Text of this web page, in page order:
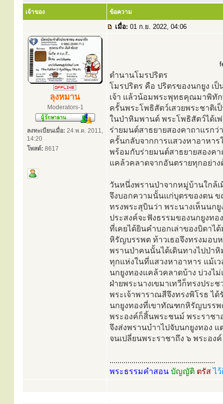
เจ้าของ ข้อความ
เมื่อ: 01 ก.ย. 2022, 04:06
ลุงหมาน
Moderators-1
ลงทะเบียนเมื่อ: 24 พ.ค. 2011,
14:20
โพสต์: 8617
ตำนานโมรปริตร
โมรปริตร คือ ปริตรของนกยูง เ
เจ้า แล้วน้อมพระพุทธคุณมาพิทั
ครั้นพระโพธิสัตว์เสวยพระชาติ
ในป่าหิมพานต์ พระโพธิสัตว์ได้เ
ร่ายมนต์สาธยายสองคาถาแรกว่
ครั้นกลับจากการแสวงหาอาหาร
พร้อมกับร่ายมนต์สาธยายสองคา
แคล้วคลาดจากอันตรายทุกอย่า
วันหนึ่งพรานป่าจากหมู่บ้านใกล้
จึงบอกความนั้นแก่บุตรของตน ข
ทรงพระสุบินว่า พระนางเห็นนก
ประสงค์จะฟังธรรมของนกยูงทอ
ที่เคยได้ยินคำบอกเล่าของบิดา
หิรัญบรรพต ท้าวเธอจึงทรงมอบ
พรานป่าคนนั้นได้เดินทางไปป่า
ทุกแห่งในที่แสวงหาอาหาร แม้เว
นกยูงทองแคล้วคลาดบ้าง บ่วงไ
ฝ่ายพระนางเขมาเทวีก็ทรงประ
พระเจ้าพาราณสีจึงทรงพิโรธ ไ
นกยูงทองที่เขาทัณฑกหิรัญบรรพ
พระองค์ก็สิ้นพระชนม์ พระราช
จึงส่งพรานบำาไปจับนกยูงทอง แ
จนเปลี่ยนพระราชาถึง ๖ พระองค์
.....................................................
พระธรรมคำสอน บัญญัติ ตรัสไ